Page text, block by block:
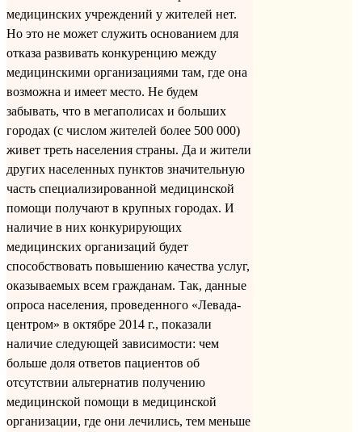
медицинских учреждений у жителей нет.
Но это не может служить основанием для
отказа развивать конкуренцию между
медицинскими организациями там, где она
возможна и имеет место. Не будем
забывать, что в мегаполисах и больших
городах (с числом жителей более 500 000)
живет треть населения страны. Да и жители
других населенных пунктов значительную
часть специализированной медицинской
помощи получают в крупных городах. И
наличие в них конкурирующих
медицинских организаций будет
способствовать повышению качества услуг,
оказываемых всем гражданам. Так, данные
опроса населения, проведенного «Левада-
центром» в октябре 2014 г., показали
наличие следующей зависимости: чем
больше доля ответов пациентов об
отсутствии альтернатив получению
медицинской помощи в медицинской
организации, где они лечились, тем меньше